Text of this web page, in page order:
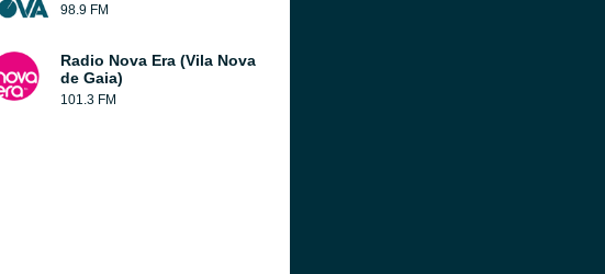
98.9 FM
Radio Nova Era (Vila Nova
de Gaia)
101.3 FM